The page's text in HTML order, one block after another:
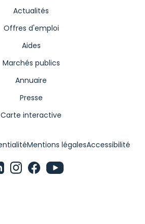
Actualités
Offres d'emploi
Aides
Marchés publics
Annuaire
Presse
Carte interactive
Mentions légalesAccessibilité